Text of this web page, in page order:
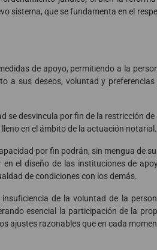
sistema, que se fundamenta en el
de apoyo, permitiendo a la
a sus deseos, voluntad y
se desvincula por fin de la restricción
en el ámbito de la actuación
por fin podrán, sin mengua de
el diseño de las instituciones de
de condiciones con los demás.
de la voluntad de la
esencial la participación de la
ajustes razonables que en cada